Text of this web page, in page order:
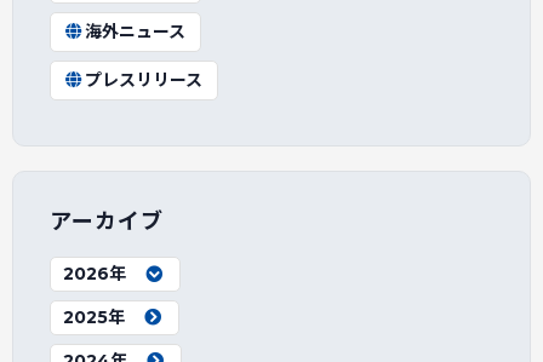
海外ニュース
プレスリリース
アーカイブ
2026年
2025年